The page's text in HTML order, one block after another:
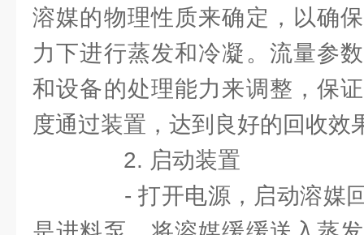
溶媒的物理性质来确定，以确
力下进行蒸发和冷凝。流量参
和设备的处理能力来调整，保
度通过装置，达到良好的回收效
2. 启动装置
- 打开电源，启动溶媒回